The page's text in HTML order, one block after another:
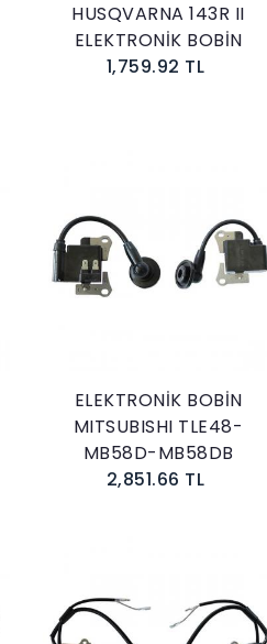
HUSQVARNA 143R II
ELEKTRONİK BOBİN
1,759.92 TL
Sepete Ekle
ELEKTRONİK BOBİN
MITSUBISHI TLE48-
MB58D-MB58DB
2,851.66 TL